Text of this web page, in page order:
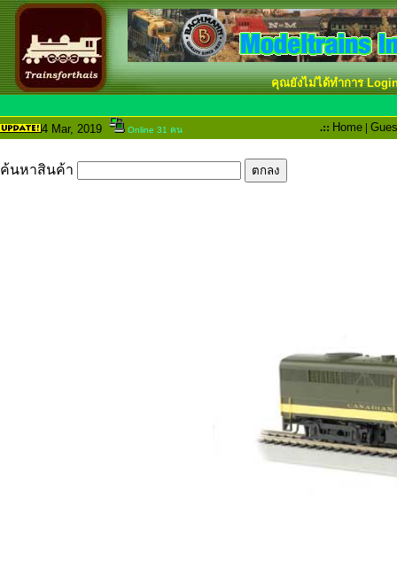
คุณยังไม่ได้ทำการ
4 Mar, 2019 Online 31 คน .:: Home |
ค้นหาสินค้า